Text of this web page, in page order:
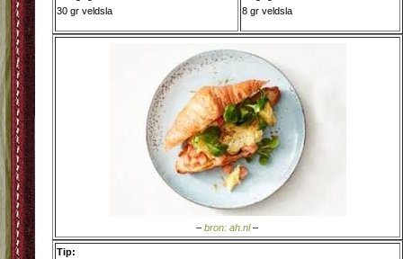
30 gr veldsla
8 gr veldsla
–bron: ah.nl–
Tip: